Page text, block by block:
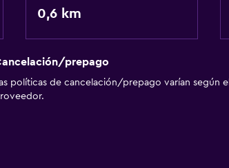
(cubierta)
0,6 km
prepago
políticas de cancelación/prepago varían según